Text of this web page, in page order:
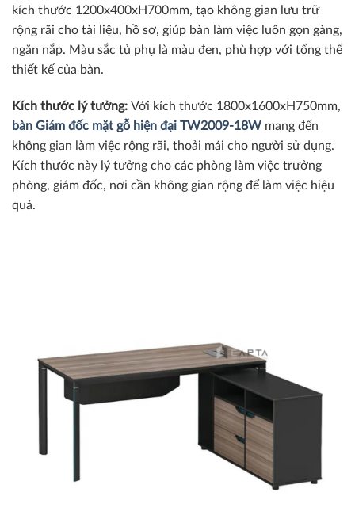
kích thước 1200x400xH700mm, tạo không gian lưu trữ
rộng rãi cho tài liệu, hồ sơ, giúp bàn làm việc luôn gọn gàng,
ngăn nắp. Màu sắc tủ phụ là màu đen, phù hợp với tổng thể
thiết kế của bàn.
Kích thước lý tưởng: Với kích thước 1800x1600xH750mm,
bàn Giám đốc mặt gỗ hiện đại TW2009-18W mang đến
không gian làm việc rộng rãi, thoải mái cho người sử dụng.
Kích thước này lý tưởng cho các phòng làm việc trưởng
phòng, giám đốc, nơi cần không gian rộng để làm việc hiệu
quả.